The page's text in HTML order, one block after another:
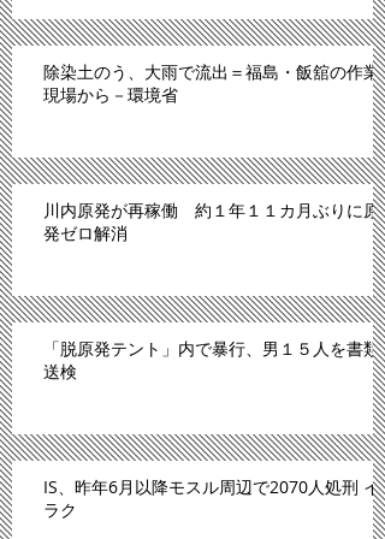
除染土のう、大雨で流出＝福島・飯舘の作業
現場から－環境省
川内原発が再稼働 約１年１１カ月ぶりに原
発ゼロ解消
「脱原発テント」内で暴行、男１５人を書類
送検
IS、昨年6月以降モスル周辺で2070人処刑 イ
ラク